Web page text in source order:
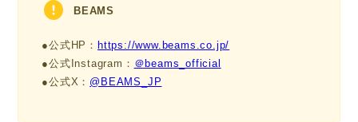
BEAMS
●公式HP： https://www.beams.co.jp/
●公式Instagram： ＠beams_official
●公式X： @BEAMS_JP